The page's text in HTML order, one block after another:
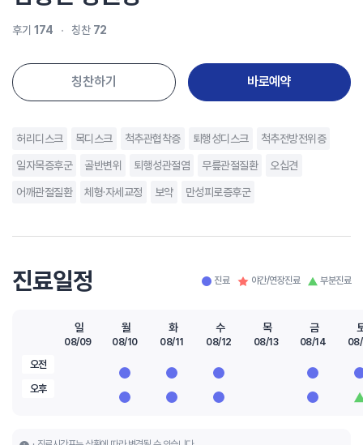
후기 174 칭찬 72
칭찬하기 바로예약
허리디스크 목디스크 척추관협착증 퇴행성디스크 척추전방전위증
일자목증후군 골반변위 퇴행성관절염 무릎관절질환 오십견
어깨관절질환 체형·자세교정 보약 만성피로증후군
진료일정 진료 야간/연장진료 부분진료
오전
오후
일
08/09
월
08/10
화
08/11
수
08/12
목
08/13
금
08/14